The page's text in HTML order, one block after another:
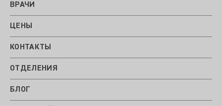
ВРАЧИ
ЦЕНЫ
КОНТАКТЫ
ОТДЕЛЕНИЯ
БЛОГ